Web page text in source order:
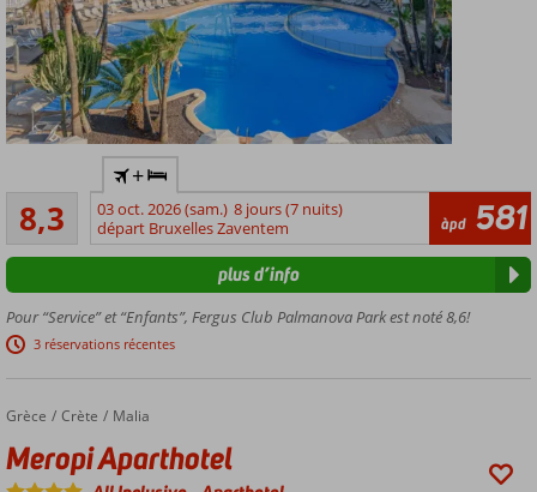
confortable
et excellent
2 belles
accessibles
à pied
Près d'un
agréable
Profitez
du Tout
8,3
Très bon
646
commentaires
+
03 oct. 2026 (sam.) 8 jours (7 nuits)
départ Bruxelles Zaventem
àpd 581
Pour “Service” et “Enfants”, Fergus Club Palmanova Park est noté 8,6!
3 réservations récentes
plus d’info
Accueil
Grèce Crète Malia
Meropi Aparthotel
Meropi Aparthotel